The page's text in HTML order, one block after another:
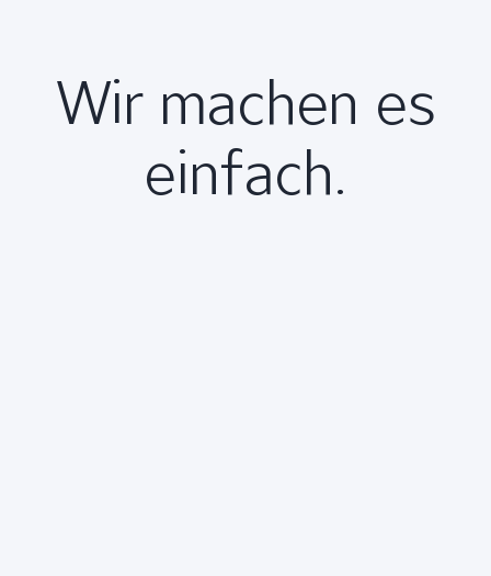
Wir machen es
einfach.